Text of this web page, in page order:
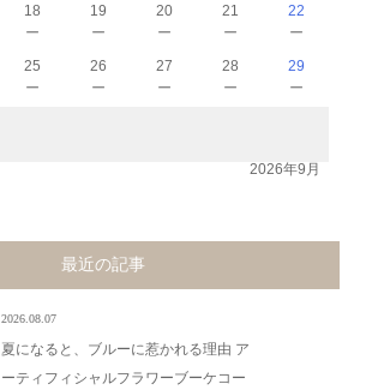
18
－
19
－
20
－
21
－
22
－
25
－
26
－
27
－
28
－
29
－
2026年9月
最近の記事
2026.08.07
夏になると、ブルーに惹かれる理由 ア
ーティフィシャルフラワーブーケコー